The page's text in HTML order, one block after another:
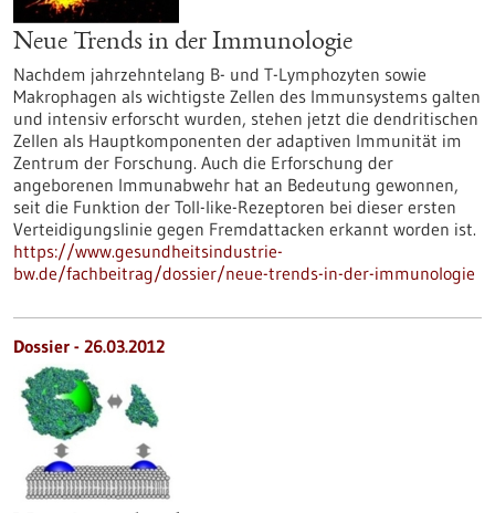
Neue Trends in der Immunologie
Nachdem jahrzehntelang B- und T-Lymphozyten sowie
Makrophagen als wichtigste Zellen des Immunsystems galten
und intensiv erforscht wurden, stehen jetzt die dendritischen
Zellen als Hauptkomponenten der adaptiven Immunität im
Zentrum der Forschung. Auch die Erforschung der
angeborenen Immunabwehr hat an Bedeutung gewonnen,
seit die Funktion der Toll-like-Rezeptoren bei dieser ersten
Verteidigungslinie gegen Fremdattacken erkannt worden ist.
https://www.gesundheitsindustrie-
bw.de/fachbeitrag/dossier/neue-trends-in-der-immunologie
Dossier - 26.03.2012